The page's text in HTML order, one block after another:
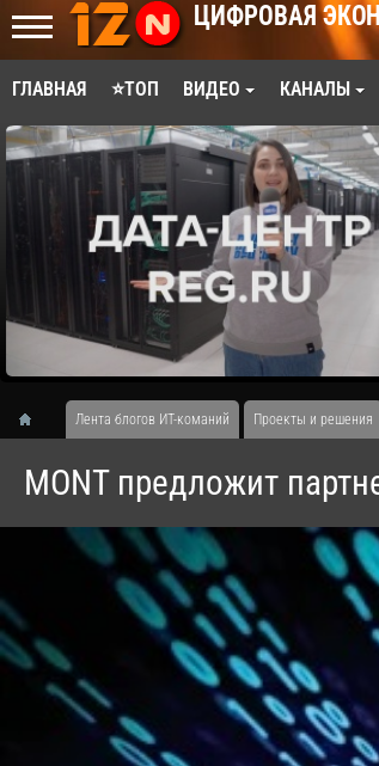
ЦИФРОВАЯ
ГЛАВНАЯ ⭐ТОП ВИДЕО КАНАЛЫ
Лента блогов ИТ-команий Проекты и решения
MONT предложит